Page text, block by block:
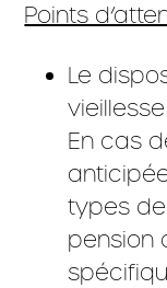
Points
Le
En cas
types
pension